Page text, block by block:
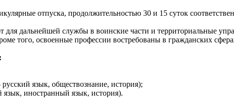
отпуска, продолжительностью 30 и 15 суток
дальнейшей службы в воинские части и территориальные
того, освоенные профессии востребованы в гражданских
язык, обществознание, история);
иностранный язык, история).